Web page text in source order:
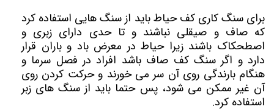
برای سنگ کاری کف حیاط باید از سنگ هایی استفاده کرد
که صاف و صیقلی نباشند و تا حدی دارای زبری و
اصطحکاک باشند زیرا حیاط در معرض باد و باران قرار
دارد و اگر سنگ کف صاف باشد افراد در فصل سرما و
هنگام بارندگی روی آن سر می خورند و حرکت کردن روی
آن غیر ممکن می شود، پس حتما باید از سنگ های زبر
استفاده کرد.